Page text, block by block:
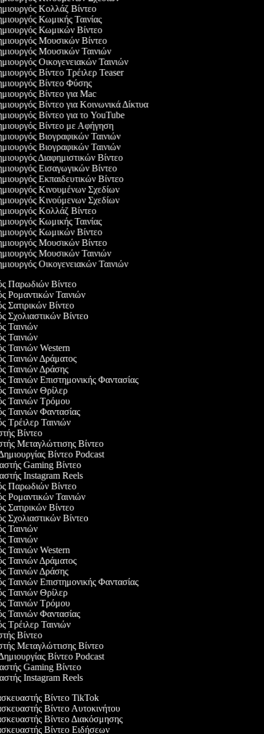
Κολλάζ Βίντεο
Κωμικής Ταινίας
Κωμικών Βίντεο
Μουσικών Βίντεο
Μουσικών Ταινιών
Οικογενειακών Ταινιών
Βίντεο Τρέιλερ Teaser
Βίντεο Φύσης
Βίντεο για Mac
Βίντεο για Κοινωνικά Δίκτυα
Βίντεο για το YouTube
Βίντεο με Αφήγηση
Βιογραφικών Ταινιών
Βιογραφικών Ταινιών
Διαφημιστικών Βίντεο
Εισαγωγικών Βίντεο
Εκπαιδευτικών Βίντεο
Κινουμένων Σχεδίων
Κινούμενων Σχεδίων
Κολλάζ Βίντεο
Κωμικής Ταινίας
Κωμικών Βίντεο
Μουσικών Βίντεο
Μουσικών Ταινιών
Οικογενειακών Ταινιών
Παρωδιών Βίντεο
Ρομαντικών Ταινιών
Σατιρικών Βίντεο
Σχολιαστικών Βίντεο
Ταινιών
Ταινιών
Ταινιών Western
Ταινιών Δράματος
Ταινιών Δράσης
Ταινιών Επιστημονικής Φαντασίας
Ταινιών Θρίλερ
Ταινιών Τρόμου
Ταινιών Φαντασίας
Τρέιλερ Ταινιών
Βίντεο
Μεταγλώττισης Βίντεο
Βίντεο Podcast
Gaming Βίντεο
Instagram Reels
Παρωδιών Βίντεο
Ρομαντικών Ταινιών
Σατιρικών Βίντεο
Σχολιαστικών Βίντεο
Ταινιών
Ταινιών
Ταινιών Western
Ταινιών Δράματος
Ταινιών Δράσης
Ταινιών Επιστημονικής Φαντασίας
Ταινιών Θρίλερ
Ταινιών Τρόμου
Ταινιών Φαντασίας
Τρέιλερ Ταινιών
Βίντεο
Μεταγλώττισης Βίντεο
Βίντεο Podcast
Gaming Βίντεο
Instagram Reels
Βίντεο TikTok
Βίντεο Αυτοκινήτου
Βίντεο Διακόσμησης
Βίντεο Ειδήσεων